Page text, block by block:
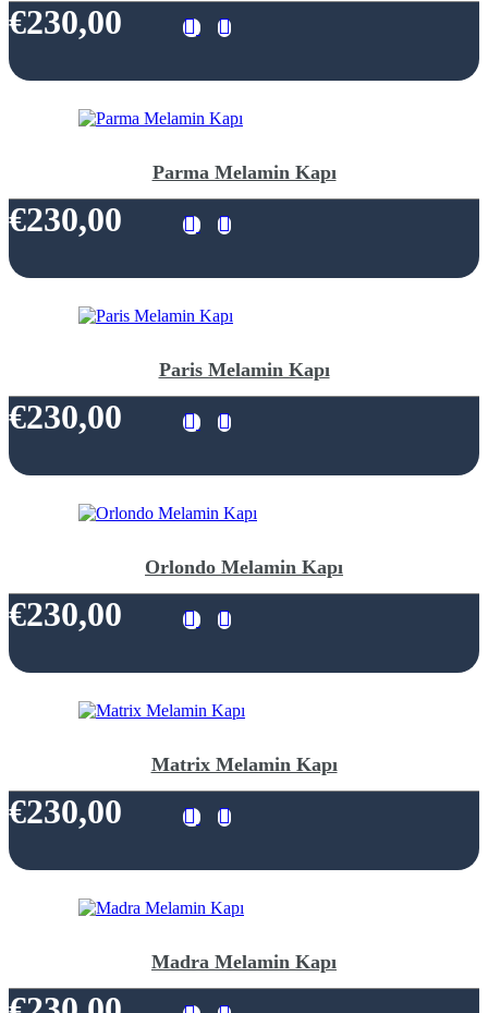
€230,00
Parma Melamin Kapı
€230,00
Paris Melamin Kapı
€230,00
Orlondo Melamin Kapı
€230,00
Matrix Melamin Kapı
€230,00
Madra Melamin Kapı